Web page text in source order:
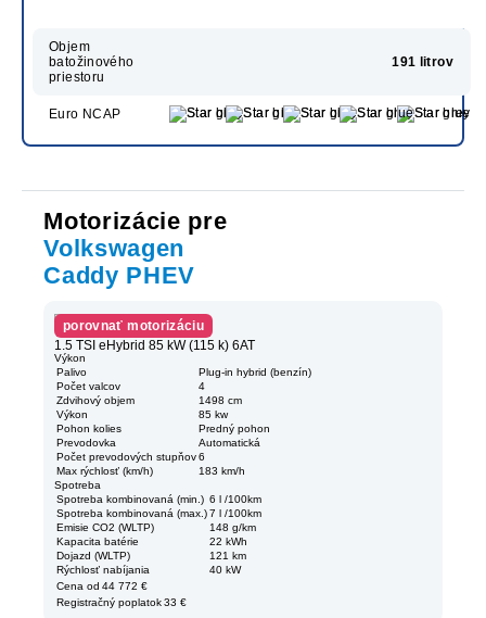
Objem
batožinového
priestoru
191 litrov
Euro NCAP
Motorizácie pre
Volkswagen
Caddy PHEV
porovnať motorizáciu
1.5 TSI eHybrid 85 kW (115 k) 6AT
Výkon
Palivo
Plug-in hybrid (benzín)
Počet valcov
4
Zdvihový objem
1498 cm
Výkon
85 kw
Pohon kolies
Predný pohon
Prevodovka
Automatická
Počet prevodových stupňov 6
Max rýchlosť (km/h)
183 km/h
Spotreba
Spotreba kombinovaná (min.) 6 l /100km
Spotreba kombinovaná (max.) 7 l /100km
Emisie CO2 (WLTP)
148 g/km
Kapacita batérie
22 kWh
Dojazd (WLTP)
121 km
Rýchlosť nabíjania
40 kW
Cena od 44 772 €
Registračný poplatok 33 €